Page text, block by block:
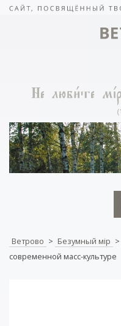
Ветрово > Безумный мiр >
современной масс-культуре